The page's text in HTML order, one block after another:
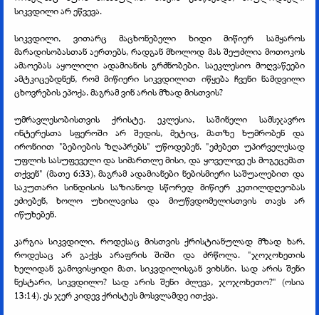
სიკვდილი არ ეწვევა.
სიკვდილი, ვითარც მაცხონებელი ხიდი მიწიერ სამყაროს
მარადისობასთან აერთებს, რადგან მხოლოდ მას შეუძლია მოთოკოს
ამაოებას აყოლილი ადამიანის გრძნობები. საეკლესიო მოღვაწეები
ამტკიცებდნენ, რომ მიწიერი სიკვდილით იწყება ჩვენი ნამდვილი
ცხოვრების ეპოქა. მაგრამ ვინ არის მზად მისთვის?
უმრავლესობისთვის ქრისტე, ეკლესია, საშინელი სამსჯავრო
ინტერესთა სფეროში არ შედის, მეტიც, მათზე ხუმრობენ და
ირონიით "ბებიების ზღაპრებს" უწოდებენ. "ეძებეთ უპირველესად
უფლის სასუფეველი და სიმართლე მისი, და ყოველივე ეს მოგეცემათ
თქვენ" (მათე 6:33), მაგრამ ადამიანები ნებისმიერი საშუალებით და
საკუთარი სინდისის საზიანოდ სწორედ მიწიერ კეთილდღეობას
ეძიებენ, ხოლო უხილავისა და მიუწვდომელისთვის თავს არ
იწუხებენ.
კარგია სიკვდილი, როდესაც მისთვის ქრისტიანულად მზად ხარ,
როდესაც არ გაქვს არაფრის შიში და ძრწოლა. "ჯოჯოხეთის
ხელიდან გამოვისყიდი მათ, სიკვდილისგან ვიხსნი. სად არის შენი
ნესტარი, სიკვდილო? სად არის შენი ძლევა, ჯოჯოხეთო?" (ოსია
13:14). ეს ჯერ კიდევ ქრისტეს მოსვლამდე ითქვა.